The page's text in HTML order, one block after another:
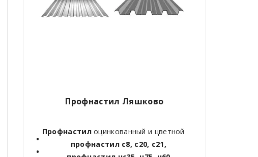
Профнастил Ляшково
Профнастилоцинкованный и цветной
профнастил с8, с20, с21,